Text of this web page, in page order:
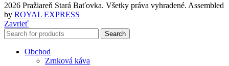
2026 Pražiareň Stará Baťovka. Všetky práva vyhradené. Assembled
by ROYAL EXPRESS
Zavrieť
Search
Obchod
Zrnková káva